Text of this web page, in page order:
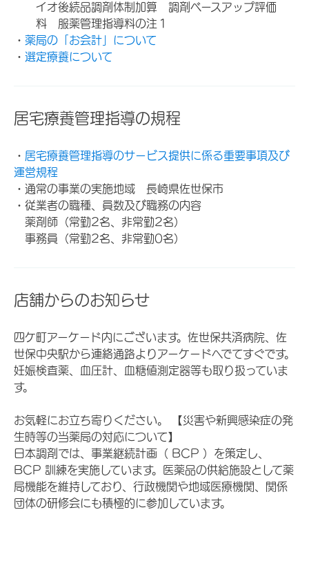
イオ後続品調剤体制加算 調剤ベースアップ評価
料 服薬管理指導料の注１
・ 薬局の「お会計」について
・ 選定療養について
居宅療養管理指導の規程
・ 居宅療養管理指導のサービス提供に係る重要事項及び
運営規程
・通常の事業の実施地域 長崎県佐世保市
・従業者の職種、員数及び職務の内容
薬剤師（常勤2名、非常勤2名）
事務員（常勤2名、非常勤0名）
店舗からのお知らせ
四ケ町アーケード内にございます。佐世保共済病院、佐
世保中央駅から連絡通路よりアーケードへでてすぐです。
妊娠検査薬、血圧計、血糖値測定器等も取り扱っていま
す。
お気軽にお立ち寄りください。 【災害や新興感染症の発
生時等の当薬局の対応について】
日本調剤では、事業継続計画（ BCP ）を策定し、
BCP 訓練を実施しています。医薬品の供給施設として薬
局機能を維持しており、行政機関や地域医療機関、関係
団体の研修会にも積極的に参加しています。